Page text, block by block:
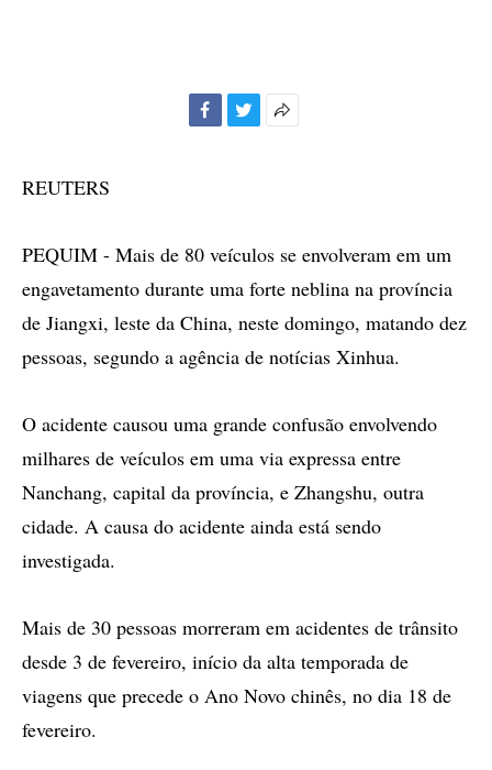
REUTERS
PEQUIM - Mais de 80 veículos se envolveram em um
engavetamento durante uma forte neblina na província
de Jiangxi, leste da China, neste domingo, matando dez
pessoas, segundo a agência de notícias Xinhua.
O acidente causou uma grande confusão envolvendo
milhares de veículos em uma via expressa entre
Nanchang, capital da província, e Zhangshu, outra
cidade. A causa do acidente ainda está sendo
investigada.
Mais de 30 pessoas morreram em acidentes de trânsito
desde 3 de fevereiro, início da alta temporada de
viagens que precede o Ano Novo chinês, no dia 18 de
fevereiro.